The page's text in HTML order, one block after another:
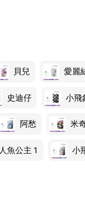
貝兒 愛麗
史迪仔 小飛
阿愁 米
人魚公主 1 小